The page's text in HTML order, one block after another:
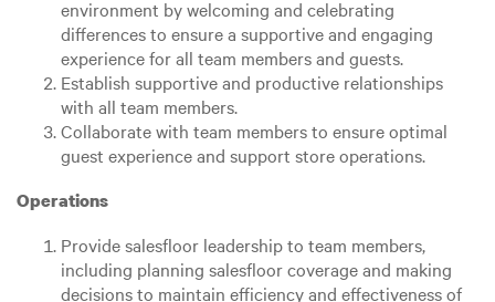
environment by welcoming and celebrating
differences to ensure a supportive and engaging
experience for all team members and guests.
Establish supportive and productive relationships
with all team members.
Collaborate with team members to ensure optimal
guest experience and support store operations.
Operations
Provide salesfloor leadership to team members,
including planning salesfloor coverage and making
decisions to maintain efficiency and effectiveness of